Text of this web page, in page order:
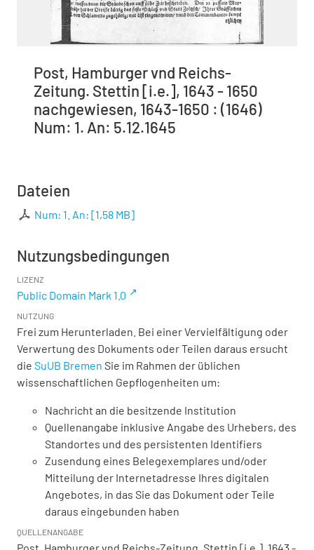
Post, Hamburger vnd Reichs-
Zeitung. Stettin [i.e.], 1643 - 1650
nachgewiesen, 1643-1650 : (1646)
Num: 1. An: 5.12.1645
Dateien
Num: 1. An: [1,58 MB]
Nutzungsbedingungen
LIZENZ
Public Domain Mark 1.0
NUTZUNG
Frei zum Herunterladen. Bei einer Vervielfältigung oder
Verwertung des Dokuments oder Teilen daraus ersucht
die SuUB Bremen Sie im Rahmen der üblichen
wissenschaftlichen Gepflogenheiten um:
Nachricht an die besitzende Institution
Quellenangabe inklusive Angabe des Urhebers, des
Standortes und des persistenten Identifiers
Zusendung eines Belegexemplares und/oder
Mitteilung der Internetadresse Ihres digitalen
Angebotes, in das Sie das Dokument oder Teile
daraus eingebunden haben
QUELLENANGABE